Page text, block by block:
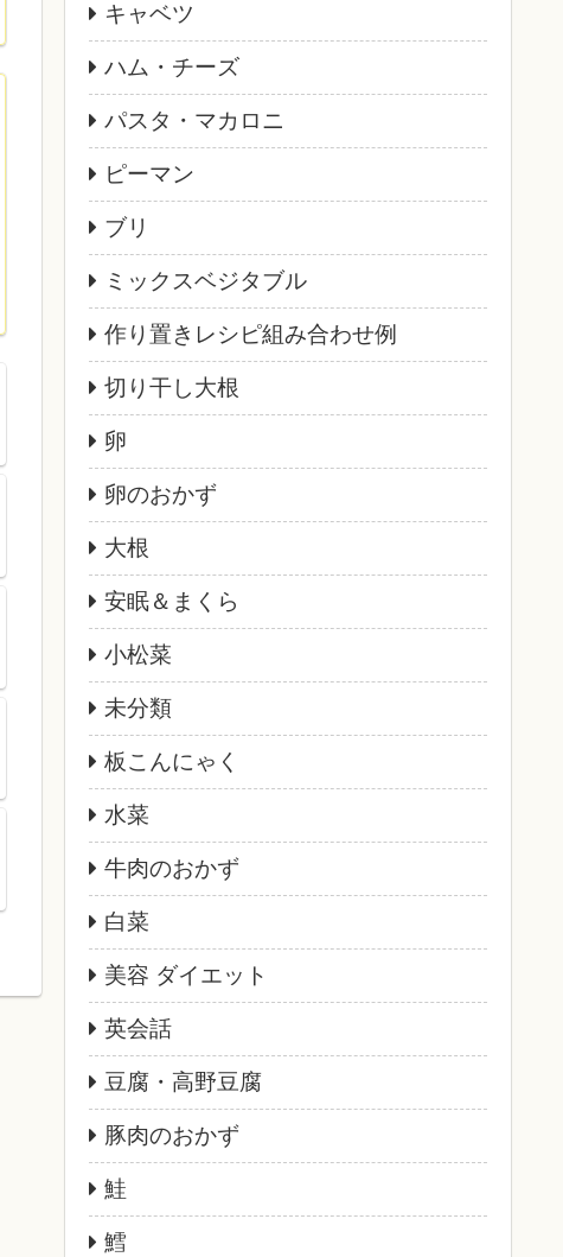
キャベツ
ハム・チーズ
パスタ・マカロニ
ピーマン
ブリ
ミックスベジタブル
作り置きレシピ組み合わせ例
切り干し大根
卵
卵のおかず
大根
安眠＆まくら
小松菜
未分類
板こんにゃく
水菜
牛肉のおかず
白菜
美容 ダイエット
英会話
豆腐・高野豆腐
豚肉のおかず
鮭
鱈